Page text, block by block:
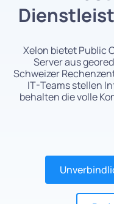
Xelon bietet Public
Server aus
Schweizer
IT-Teams stellen
behalten die volle